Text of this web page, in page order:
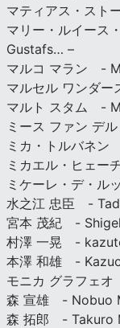
マティアス・ス
マリー・ルイー
Gustafs… –
マルコ マラン -
マルセル ワンダ
マルト スタム -
ミース ファン デ
ミカ・トルバネ
ミカエル・ヒェ
ミケーレ・デ・
水之江 忠臣 -
宮本 茂紀 -
村澤 一晃 -
本澤 和雄 -
モニカ グラフェ
森 宣雄 - Nobuo
森 拓郎 - Takuro